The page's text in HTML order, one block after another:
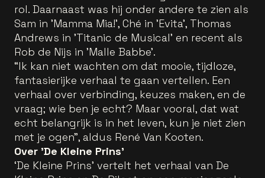
rol. Daarnaast was hij onder andere te zien als
Sam in 'Mamma Mia!', Ché in 'Evita', Thomas
Andrews in 'Titanic de Musical' en recent als
Rob de Nijs in 'Malle Babbe'.
“Ik kan niet wachten om dat mooie, tijdloze,
fantasierijke verhaal te gaan vertellen. Een
verhaal over verbinding, keuzes maken, en de
vraag; wie ben je echt? Maar vooral, dat wat
echt belangrijk is in het leven, kun je niet zien
met je ogen", aldus René Van Kooten.
Over 'De Kleine Prins'
‘De Kleine Prins’ vertelt het verhaal van De